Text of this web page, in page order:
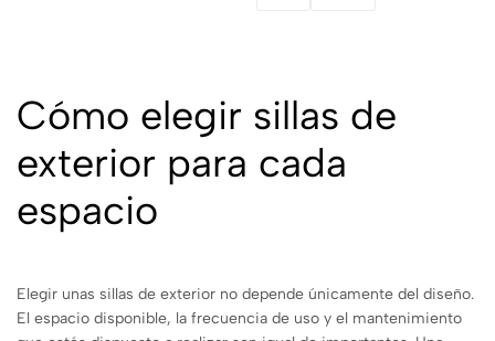
Cómo elegir sillas de
exterior para cada
espacio
Elegir unas sillas de exterior no depende únicamente del diseño.
El espacio disponible, la frecuencia de uso y el mantenimiento